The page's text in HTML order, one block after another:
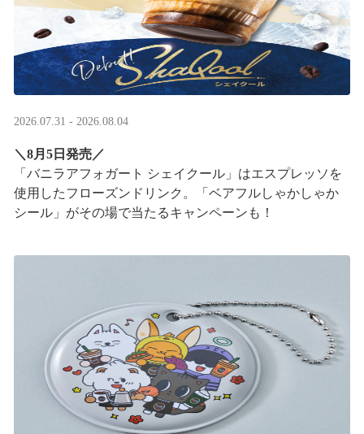
2026.07.31 - 2026.08.04
＼8月5日発売／
「バニラアフォガート シェイクール」はエスプレッソを
使用したフローズンドリンク。「ベアフルしゃかしゃか
シール」がその場で当たるキャンペーンも！